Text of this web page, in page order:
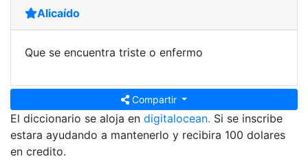
Alicaído
Que se encuentra triste o enfermo
Compartir
El diccionario se aloja en digitalocean. Si se inscribe
estara ayudando a mantenerlo y recibira 100 dolares
en credito.